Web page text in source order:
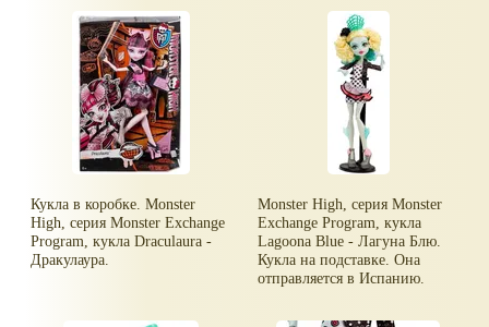
Кукла в коробке. Monster
High, серия Monster Exchange
Program, кукла Draculaura -
Дракулаура.
Monster High, серия Monster
Exchange Program, кукла
Lagoona Blue - Лагуна Блю.
Кукла на подставке. Она
отправляется в Испанию.